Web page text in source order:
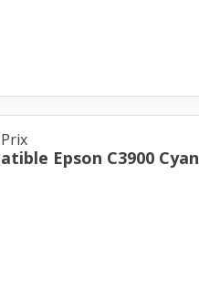
Epson C3900 Cyan